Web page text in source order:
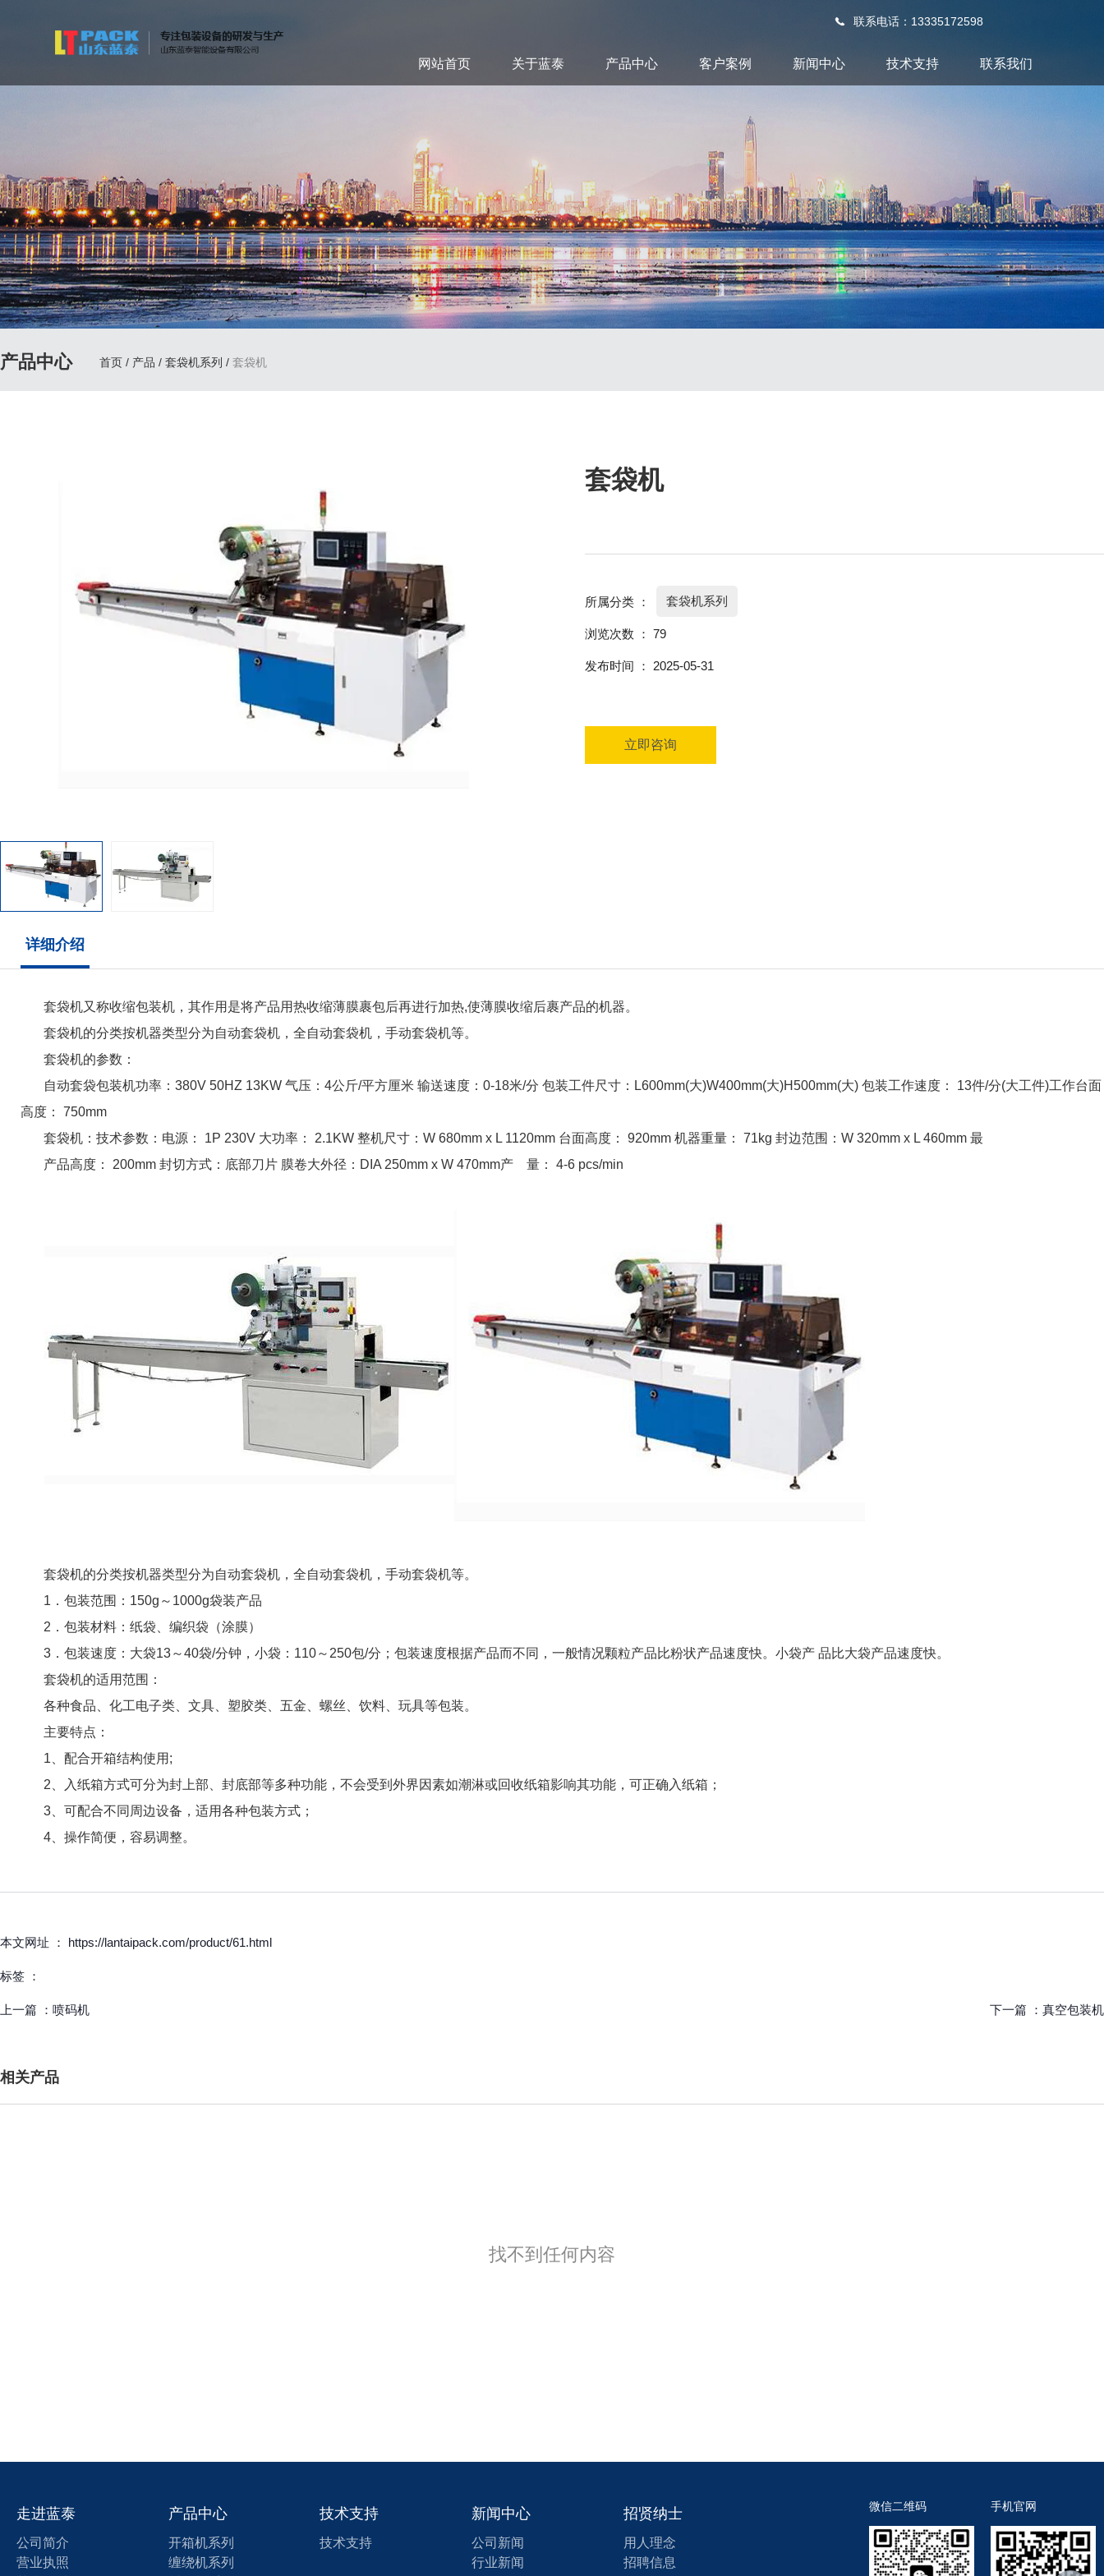
联系电话：13335172598
网站首页 关于蓝泰 产品中心 客户案例 新闻中心 技术支持 联系我们
产品中心 首页 / 产品 / 套袋机系列 / 套袋机
套袋机
所属分类 ： 套袋机系列
浏览次数 ：79
发布时间 ： 2025-05-31
立即咨询
详细介绍
套袋机又称收缩包装机，其作用是将产品用热收缩薄膜裹包后再进行加热,使薄膜收缩后裹产品的机器。
套袋机的分类按机器类型分为自动套袋机，全自动套袋机，手动套袋机等。
套袋机的参数：
自动套袋包装机功率：380V 50HZ 13KW 气压：4公斤/平方厘米 输送速度：0-18米/分 包装工件尺寸：L600mm(大)W400mm(大)H500mm(大) 包装工作速度： 13件/分(大工件)工作台面
高度： 750mm
套袋机：技术参数：电源： 1P 230V 大功率： 2.1KW 整机尺寸：W 680mm x L 1120mm 台面高度： 920mm 机器重量： 71kg 封边范围：W 320mm x L 460mm 最
产品高度： 200mm 封切方式：底部刀片 膜卷大外径：DIA 250mm x W 470mm产 量： 4-6 pcs/min
套袋机的分类按机器类型分为自动套袋机，全自动套袋机，手动套袋机等。
1．包装范围：150g～1000g袋装产品
2．包装材料：纸袋、编织袋（涂膜）
3．包装速度：大袋13～40袋/分钟，小袋：110～250包/分；包装速度根据产品而不同，一般情况颗粒产品比粉状产品速度快。小袋产 品比大袋产品速度快。
套袋机的适用范围：
各种食品、化工电子类、文具、塑胶类、五金、螺丝、饮料、玩具等包装。
主要特点：
1、配合开箱结构使用;
2、入纸箱方式可分为封上部、封底部等多种功能，不会受到外界因素如潮淋或回收纸箱影响其功能，可正确入纸箱；
3、可配合不同周边设备，适用各种包装方式；
4、操作简便，容易调整。
本文网址 ： https://lantaipack.com/product/61.html
标签 ：
上一篇 ： 喷码机 下一篇 ： 真空包装机
相关产品
找不到任何内容
走进蓝泰
公司简介
营业执照
产品中心
开箱机系列
缠绕机系列
技术支持
技术支持
新闻中心
公司新闻
行业新闻
招贤纳士
用人理念
招聘信息
微信二维码 手机官网